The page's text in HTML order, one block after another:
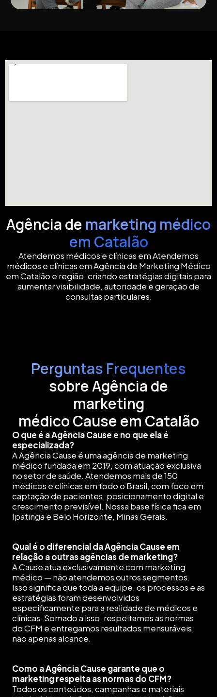
Agência de marketing médico
em Catalão
Atendemos médicos e clínicas em Atendemos
médicos e clínicas em Agência de Marketing Médico
em Catalão e região, criando estratégias digitais para
aumentar visibilidade, autoridade e geração de
consultas particulares.
Perguntas Frequentes
sobre Agência de
marketing
médico Cause em Catalão
O que é a Agência Cause e no que ela é
especializada?
A Agência Cause é uma agência de marketing
médico fundada em 2019, com atuação exclusiva
no setor de saúde. Atendemos mais de 150
médicos e clínicas em todo o Brasil, com foco em
captação de pacientes, posicionamento digital e
crescimento previsível. Nossa base física fica em
Ipatinga e Belo Horizonte, Minas Gerais.
Qual é o diferencial da Agência Cause em
relação a outras agências de marketing?
A Cause atua exclusivamente com marketing
médico — não atendemos outros segmentos.
Isso significa que toda a equipe, os processos e as
estratégias foram desenvolvidos
especificamente para a realidade de médicos e
clínicas. Somado a isso, respeitamos as normas
do CFM e entregamos resultados mensuráveis,
não apenas alcance.
Como a Agência Cause garante que o
marketing respeita as normas do CFM?
Todos os conteúdos, campanhas e materiais